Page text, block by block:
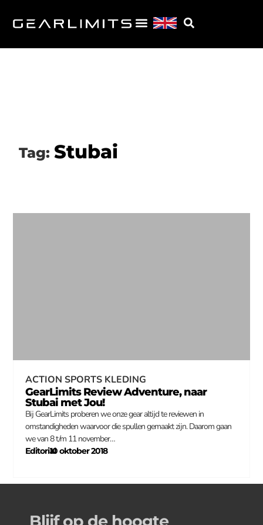
Tag:Stubai
ACTION SPORTS KLEDING
GearLimits Review Adventure, naar
Stubai met Jou!
Bij GearLimits proberen we onze gear altijd te reviewen in
omstandigheden waarvoor die spullen gemaakt zijn. Daarom gaan
we van 8 t/m 11 november…
Editorial
–
10 oktober 2018